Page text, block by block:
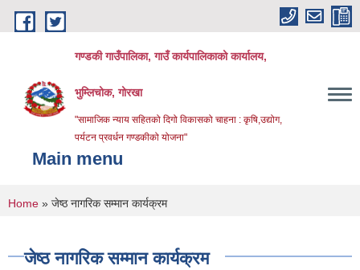
Skip to main content
गण्डकी गाउँपालिका, गाउँ कार्यपालिकाको कार्यालय,
भुम्लिचोक, गोरखा
"सामाजिक न्याय सहितको दिगो विकासको चाहना : कृषि,उद्योग,
पर्यटन प्रवर्धन गण्डकीको योजना"
Main menu
You are here
Home » जेष्ठ नागरिक सम्मान कार्यक्रम
जेष्ठ नागरिक सम्मान कार्यक्रम